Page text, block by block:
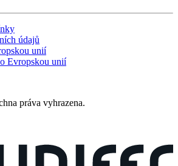
údajů
unií
Evropskou unií
práva vyhrazena.